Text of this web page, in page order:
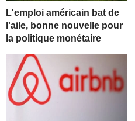
L'emploi américain bat de
l'aile, bonne nouvelle pour
la politique monétaire